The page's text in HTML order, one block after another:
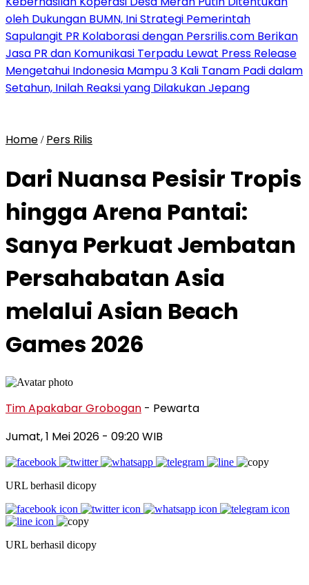
oleh Dukungan BUMN, Ini Strategi Pemerintah
Sapulangit PR Kolaborasi dengan Persrilis.com Berikan
Jasa PR dan Komunikasi Terpadu Lewat Press Release
Mengetahui Indonesia Mampu 3 Kali Tanam Padi dalam
Setahun, Inilah Reaksi yang Dilakukan Jepang
Home / Pers Rilis
Dari Nuansa Pesisir Tropis
hingga Arena Pantai:
Sanya Perkuat Jembatan
Persahabatan Asia
melalui Asian Beach
Games 2026
Tim Apakabar Grobogan - Pewarta
Jumat, 1 Mei 2026 - 09:20 WIB
URL berhasil dicopy
URL berhasil dicopy